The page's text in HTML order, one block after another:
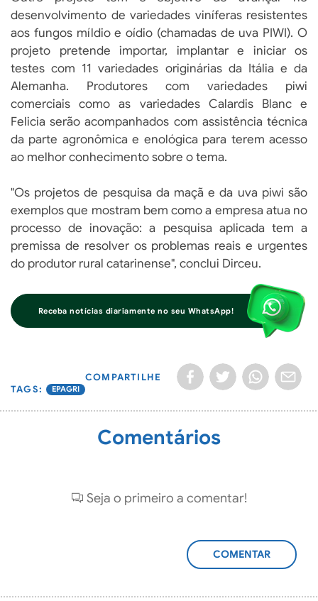
desenvolvimento de variedades viníferas resistentes
aos fungos míldio e oídio (chamadas de uva PIWI). O
projeto pretende importar, implantar e iniciar os
testes com 11 variedades originárias da Itália e da
Alemanha. Produtores com variedades piwi
comerciais como as variedades Calardis Blanc e
Felicia serão acompanhados com assistência técnica
da parte agronômica e enológica para terem acesso
ao melhor conhecimento sobre o tema.
"Os projetos de pesquisa da maçã e da uva piwi são
exemplos que mostram bem como a empresa atua no
processo de inovação: a pesquisa aplicada tem a
premissa de resolver os problemas reais e urgentes
do produtor rural catarinense", conclui Dirceu.
Receba notícias diariamente no seu WhatsApp!
EPAGRI
COMPARTILHE
Comentários
Seja o primeiro a comentar!
ADICIONAR